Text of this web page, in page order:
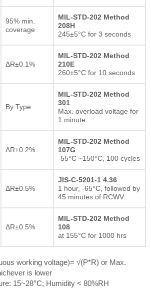
95% min.
coverage
MIL-STD-202 Method
208H
245±5°C for 3 seconds
ΔR±0.1%
MIL-STD-202 Method
210E
260±5°C for 10 seconds
By Type
MIL-STD-202 Method
301
Max. overload voltage for
1 minute
ΔR±0.2%
MIL-STD-202 Method
107G
-55°C ~150°C, 100 cycles
ΔR±0.5%
JIS-C-5201-1 4.36
1 hour, -65°C, followed by
45 minutes of RCWV
ΔR±0.5%
MIL-STD-202 Method
108
at 155°C for 1000 hrs
working voltage)= √(P*R) or Max.
is lower
15~28°C; Humidity < 80%RH